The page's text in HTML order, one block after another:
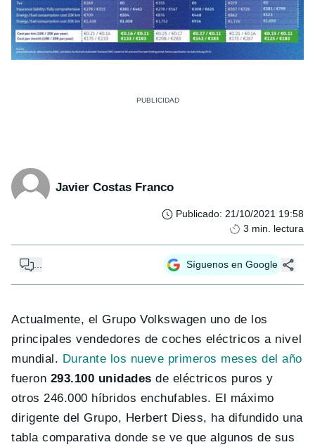
Javier Costas Franco
Publicado: 21/10/2021 19:58
3 min. lectura
... Síguenos en Google
Actualmente, el Grupo Volkswagen uno de los
principales vendedores de coches eléctricos a nivel
mundial. Durante los nueve primeros meses del año
fueron 293.100 unidades de eléctricos puros y
otros 246.000 híbridos enchufables. El máximo
dirigente del Grupo, Herbert Diess, ha difundido una
tabla comparativa donde se ve que algunos de sus